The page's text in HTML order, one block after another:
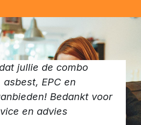
jullie de combo
asbest, EPC en
Bedankt voor
en advies